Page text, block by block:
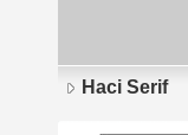
Haci Serif